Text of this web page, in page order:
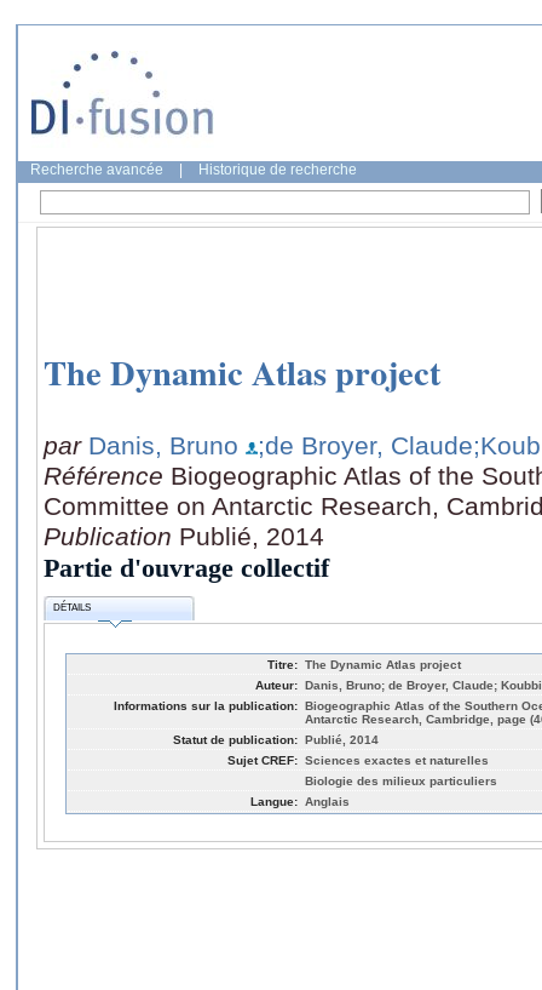
Recherche avancée Historique de recherche
The Dynamic Atlas project
par Danis, Bruno ;de Broyer, Claude
Référence Biogeographic Atlas of the
Committee on Antarctic Research,
Publication Publié, 2014
Partie d'ouvrage collectif
DÉTAILS
Titre: The Dynamic Atlas project
Auteur: Danis, Bruno; de Broyer, Claude;
Informations sur la publication: Biogeographic Atlas of the Southern
Antarctic Research, Cambridge, page
Statut de publication: Publié, 2014
Sujet CREF: Sciences exactes et naturelles
Biologie des milieux particuliers
Langue: Anglais